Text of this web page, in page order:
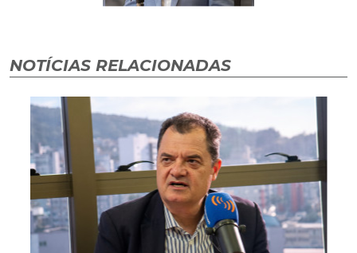
NOTÍCIAS RELACIONADAS